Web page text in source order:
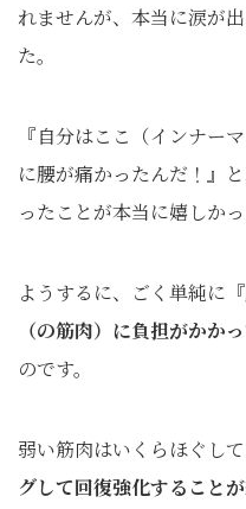
れませんが、本当に涙が
た。
『自分はここ（インナー
に腰が痛かったんだ！』
ったことが本当に嬉しかっ
ようするに、ごく単純に
（の筋肉）に負担がかか
のです。
弱い筋肉はいくらほぐし
グして回復強化すること